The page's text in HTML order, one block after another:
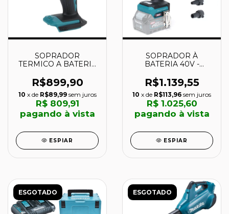
SOPRADOR
TERMICO A BATERIA
MAKITA
R$899,90
10 x de R$89,99 sem juros
R$ 809,91
pagando à vista
ESPIAR
SOPRADOR À
BATERIA 40V -
R$1.139,55
10 x de R$113,96 sem juros
R$ 1.025,60
pagando à vista
ESPIAR
ESGOTADO ESGOTADO